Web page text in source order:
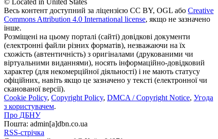
Весь контент доступний за ліцензією CC BY, OGL або Creative
Commons Attribution 4.0 International license, якщо не зазначено
інше.
Розміщені на цьому порталі (сайті) довідкові документи
(електронні файли різних форматів), незважаючи на їх
схожість (автентичність) з оригіналами (друкованими чи
віртуальними виданнями), носять інформаційно-довідковий
характер (для некомерційної діяльності) і не мають статусу
офіційних, навіть якщо це зазначено у тексті (електронної чи
сканованої версії).
Cookie Policy, Copyright Policy, DMCA / Copyright Notice, Угода
з користувачем.
Про ДБНУ
Пошта: admin[а]dbn.co.ua
RSS-стрічка